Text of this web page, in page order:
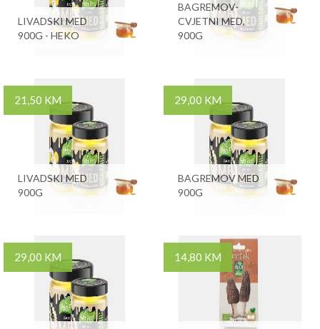
LIVADSKI MED
900G - HEKO
BAGREMOV-
CVJETNI MED,
900G
21,50 KM
LIVADSKI MED
900G
29,00 KM
BAGREMOV MED
900G
29,00 KM 14,80 KM